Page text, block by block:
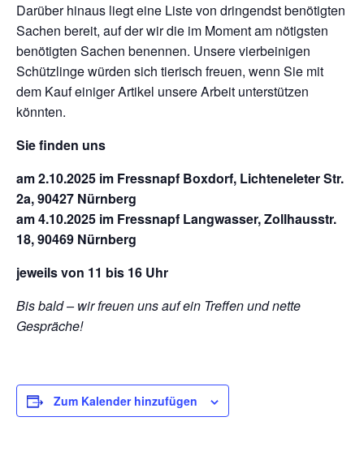
Darüber hinaus liegt eine Liste von dringendst benötigten
Sachen bereit, auf der wir die im Moment am nötigsten
benötigten Sachen benennen. Unsere vierbeinigen
Schützlinge würden sich tierisch freuen, wenn Sie mit
dem Kauf einiger Artikel unsere Arbeit unterstützen
könnten.
Sie finden uns
am 2.10.2025 im Fressnapf Boxdorf, Lichteneleter Str.
2a, 90427 Nürnberg
am 4.10.2025 im Fressnapf Langwasser, Zollhausstr.
18, 90469 Nürnberg
jeweils von 11 bis 16 Uhr
Bis bald – wir freuen uns auf ein Treffen und nette
Gespräche!
Zum Kalender hinzufügen